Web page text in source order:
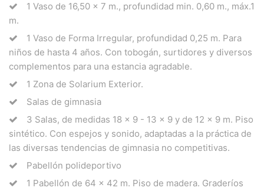
1 Vaso de 16,50 x 7 m., profundidad min. 0,60 m., máx.1
m.
1 Vaso de Forma Irregular, profundidad 0,25 m. Para
niños de hasta 4 años. Con tobogán, surtidores y diversos
complementos para una estancia agradable.
1 Zona de Solarium Exterior.
Salas de gimnasia
3 Salas, de medidas 18 x 9 - 13 x 9 y de 12 x 9 m. Piso
sintético. Con espejos y sonido, adaptadas a la práctica de
las diversas tendencias de gimnasia no competitivas.
Pabellón polideportivo
1 Pabellón de 64 x 42 m. Piso de madera. Graderíos